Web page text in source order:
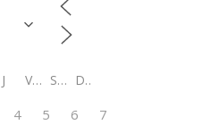
J V S D
4 5 6
7